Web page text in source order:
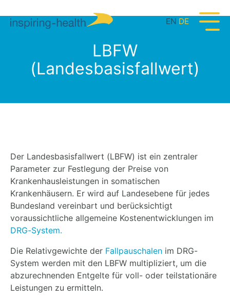
EN DE
LBFW
(Landesbasisfallwert)
Der Landesbasisfallwert (LBFW) ist ein zentraler
Parameter zur Festlegung der Preise von
Krankenhausleistungen in somatischen
Krankenhäusern. Er wird auf Landesebene für jedes
Bundesland vereinbart und berücksichtigt
voraussichtliche allgemeine Kostenentwicklungen im
DRG-System.
Die Relativgewichte der Fallpauschalen im DRG-
System werden mit den LBFW multipliziert, um die
abzurechnenden Entgelte für voll- oder teilstationäre
Leistungen zu ermitteln.